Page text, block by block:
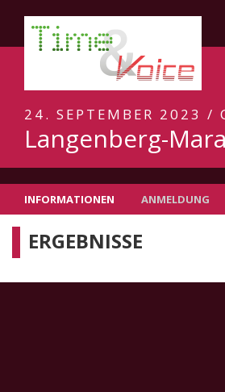
24. SEPTEMBER 2023 /
Langenberg-
INFORMATIONEN ANMELDUNG
ERGEBNISSE